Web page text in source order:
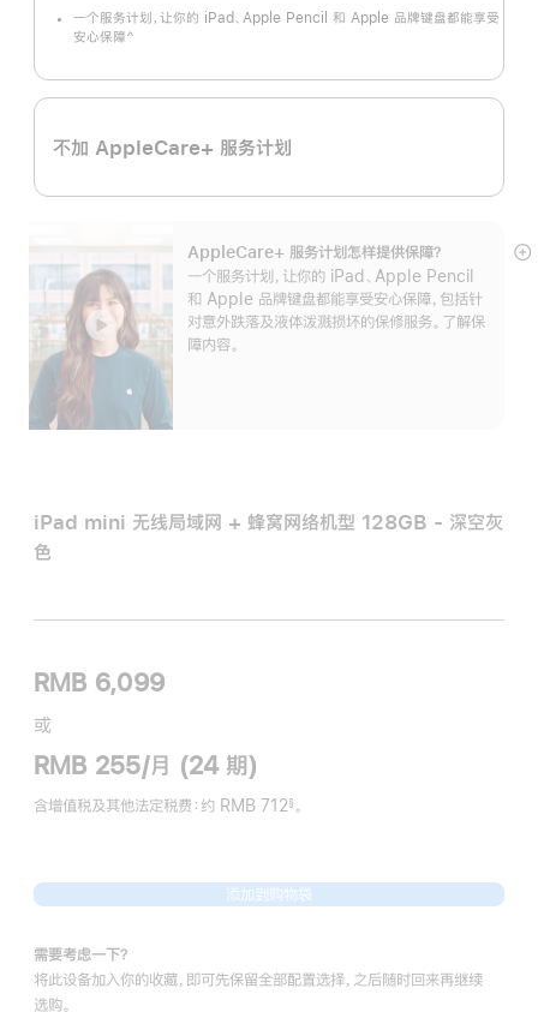
一个服务计划，让你的 iPad、Apple Pencil 和 Apple 品牌键盘都能享受
安心保障^
不加 AppleCare+ 服务计划
AppleCare+ 服务计划怎样提供保⁠障？
一个服务计划，让你的 iPad、Apple Pencil
和 Apple 品牌键盘都能享受安心保障，包括针
对意外跌落及液体泼溅损坏的保修服务。了解保
障内容。
展
iPad mini 无线局域网 + 蜂窝网络机型 128GB - 深空灰
色
RMB 6,099
或
RMB 255/月 (24 期)
含增值税及其他法定税费 ：约 RMB 712 § 。
添加到购物袋
需要考虑一下？
将此设备加入你的收藏，即可先保留全部配置选择，之后随时回来再继续
选购。